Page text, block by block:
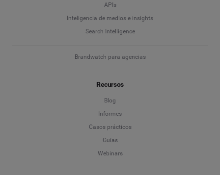
APIs
Inteligencia de medios e insights
Search Intelligence
Brandwatch para agencias
Recursos
Blog
Informes
Casos prácticos
Guías
Webinars